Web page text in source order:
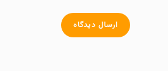
ارسال دیدگاه